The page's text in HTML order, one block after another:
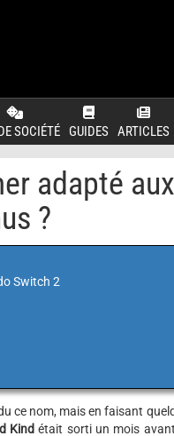
SOCIÉTÉ GUIDES ARTICLES
adapté
?
Switch 2
ce nom, mais en faisant
Kind était sorti un mois